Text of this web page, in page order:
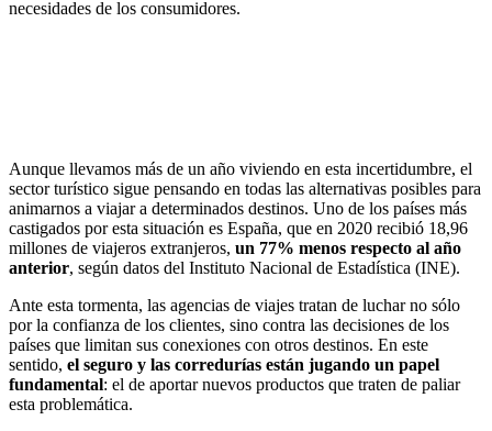
necesidades de los consumidores.
Viajar en tiempos de Covid-19 con la tranquilidad de tener un
seguro de viajes
Aunque llevamos más de un año viviendo en esta incertidumbre, el
sector turístico sigue pensando en todas las alternativas posibles para
animarnos a viajar a determinados destinos. Uno de los países más
castigados por esta situación es España, que en 2020 recibió 18,96
millones de viajeros extranjeros, un 77% menos respecto al año
anterior, según datos del Instituto Nacional de Estadística (INE).
Ante esta tormenta, las agencias de viajes tratan de luchar no sólo
por la confianza de los clientes, sino contra las decisiones de los
países que limitan sus conexiones con otros destinos. En este
sentido, el seguro y las corredurías están jugando un papel
fundamental: el de aportar nuevos productos que traten de paliar
esta problemática.